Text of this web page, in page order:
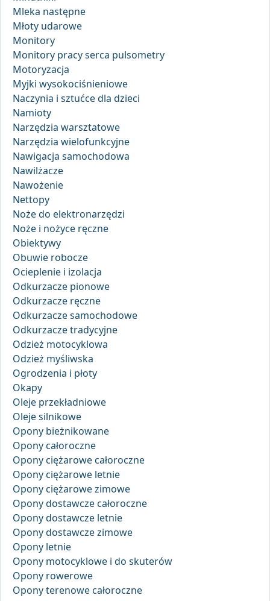
Mleka następne
Młoty udarowe
Monitory
Monitory pracy serca pulsometry
Motoryzacja
Myjki wysokociśnieniowe
Naczynia i sztućce dla dzieci
Namioty
Narzędzia warsztatowe
Narzędzia wielofunkcyjne
Nawigacja samochodowa
Nawilżacze
Nawożenie
Nettopy
Noże do elektronarzędzi
Noże i nożyce ręczne
Obiektywy
Obuwie robocze
Ocieplenie i izolacja
Odkurzacze pionowe
Odkurzacze ręczne
Odkurzacze samochodowe
Odkurzacze tradycyjne
Odzież motocyklowa
Odzież myśliwska
Ogrodzenia i płoty
Okapy
Oleje przekładniowe
Oleje silnikowe
Opony bieżnikowane
Opony całoroczne
Opony ciężarowe całoroczne
Opony ciężarowe letnie
Opony ciężarowe zimowe
Opony dostawcze całoroczne
Opony dostawcze letnie
Opony dostawcze zimowe
Opony letnie
Opony motocyklowe i do skuterów
Opony rowerowe
Opony terenowe całoroczne